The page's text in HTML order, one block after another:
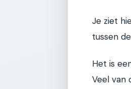
Je ziet
tussen
Het is
Veel van